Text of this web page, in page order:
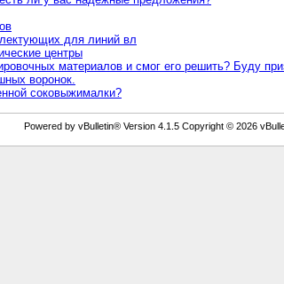
для линий вл
центры
материалов и смог его решить? Буду
воронок.
соковыжималки?
Powered by vBulletin® Version 4.1.5 Copyright © 2026